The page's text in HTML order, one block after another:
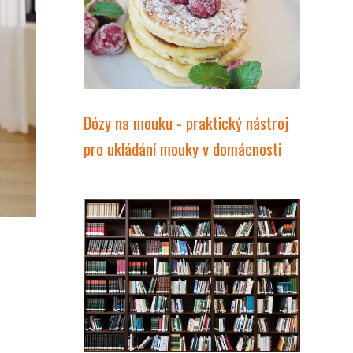
Dózy na mouku - praktický nástroj
pro ukládání mouky v domácnosti